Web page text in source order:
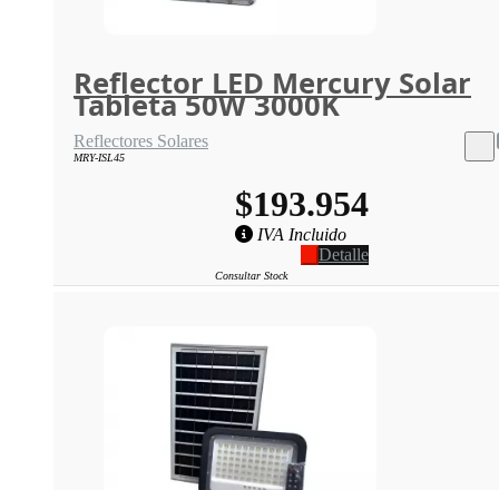
Reflector LED Mercury Solar
Tableta 50W 3000K
Reflectores Solares
MRY-ISL45
$193.954
IVA Incluido
Detalle
Consultar Stock